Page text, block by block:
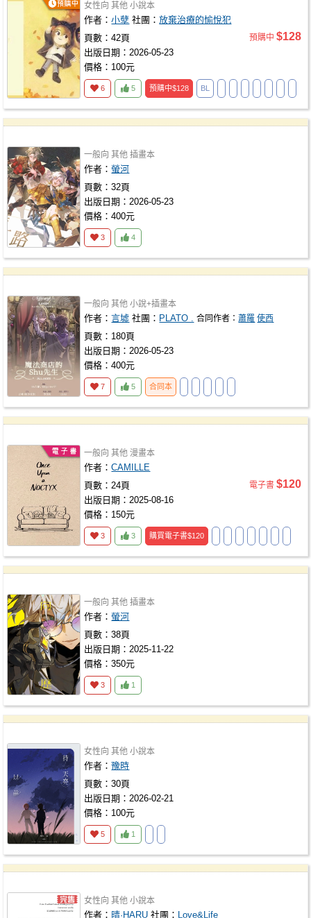
女性向 其他 小說本
作者：小孽 社團：放棄治療的愉悅犯
頁數：42頁
出版日期：2026-05-23
價格：100元
預購中 $128
6 5 預購中$128 BL
一般向 其他 插畫本
作者：螢河
頁數：32頁
出版日期：2026-05-23
價格：400元
3 4
一般向 其他 小說+插畫本
作者：言墟 社團： PLATO . 合同作者：蕭羅 使西
頁數：180頁
出版日期：2026-05-23
價格：400元
7 5 合同本
一般向 其他 漫畫本
作者：CAMILLE
頁數：24頁
出版日期：2025-08-16
價格：150元
電子書 $120
3 3 購買電子書$120
一般向 其他 插畫本
作者：螢河
頁數：38頁
出版日期：2025-11-22
價格：350元
3 1
女性向 其他 小說本
作者：豫時
頁數：30頁
出版日期：2026-02-21
價格：100元
5 1
女性向 其他 小說本
作者： 晴·HARU 社團： Love&Life